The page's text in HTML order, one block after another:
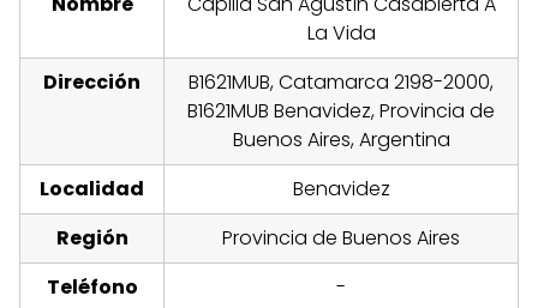
La Vida
Dirección
B1621MUB, Catamarca 2198-2000,
B1621MUB Benavidez, Provincia de
Buenos Aires, Argentina
Localidad
Benavidez
Región
Provincia de Buenos Aires
Teléfono
-